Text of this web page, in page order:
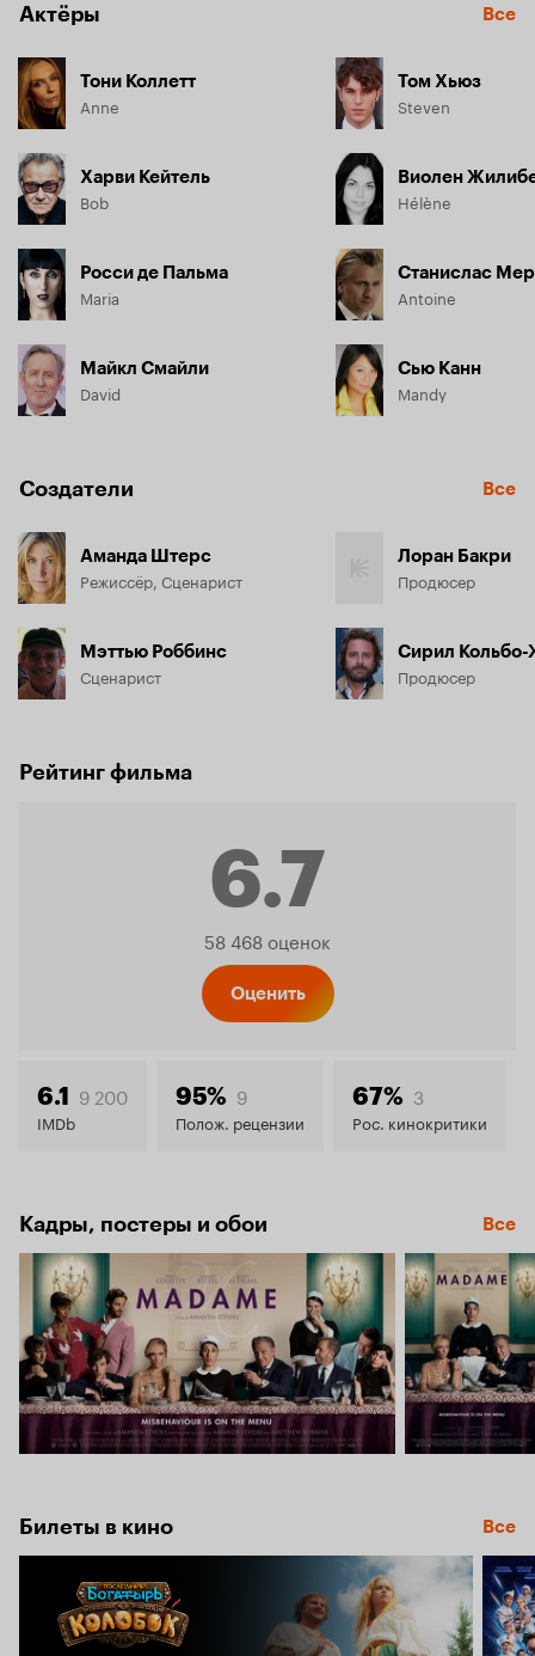
Актёры Все
Тони Коллетт
Anne
Харви Кейтель
Bob
Росси де Пальма
Maria
Майкл Смайли
David
Том Хьюз
Steven
Виолен
Hélène
Станислас
Antoine
Сью Канн
Mandy
Создатели Все
Аманда Штерс
Режиссёр, Сценарист
Мэттью Роббинс
Сценарист
Лоран Бакри
Продюсер
Сирил
Продюсер
Рейтинг фильма
6.7
Рейтинг
6.7
58 468 оценок
Оценить
6.1 9 200
IMDb
95% 9
Полож. рецензии
67% 3
Рос. кинокритики
Кадры, постеры и обои Все
Билеты в кино Все